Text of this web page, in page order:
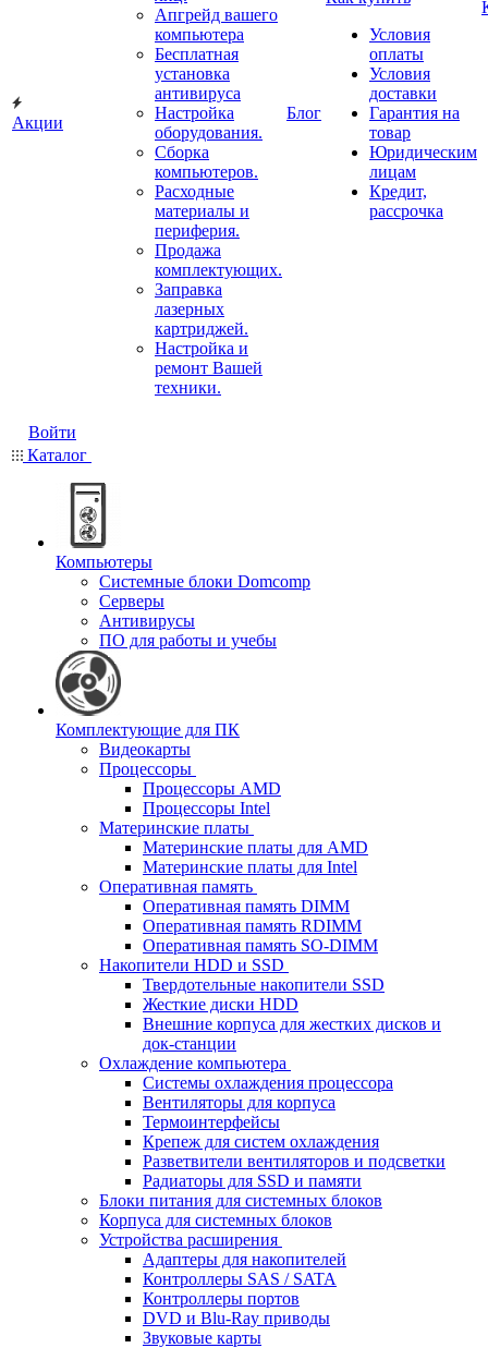
Акции
Апгрейд вашего
компьютера
Бесплатная
установка
антивируса
Настройка
оборудования.
Сборка
компьютеров.
Расходные
материалы и
периферия.
Продажа
комплектующих.
Заправка
лазерных
картриджей.
Настройка и
ремонт Вашей
техники.
Блог
Условия
оплаты
Условия
доставки
Гарантия на
товар
Юридическим
лицам
Кредит,
рассрочка
Войти
Каталог
Компьютеры
Системные блоки Domcomp
Серверы
Антивирусы
ПО для работы и учебы
Комплектующие для ПК
Видеокарты
Процессоры
Процессоры AMD
Процессоры Intel
Материнские платы
Материнские платы для AMD
Материнские платы для Intel
Оперативная память
Оперативная память DIMM
Оперативная память RDIMM
Оперативная память SO-DIMM
Накопители HDD и SSD
Твердотельные накопители SSD
Жесткие диски HDD
Внешние корпуса для жестких дисков и
док-станции
Охлаждение компьютера
Системы охлаждения процессора
Вентиляторы для корпуса
Термоинтерфейсы
Крепеж для систем охлаждения
Разветвители вентиляторов и подсветки
Радиаторы для SSD и памяти
Блоки питания для системных блоков
Корпуса для системных блоков
Устройства расширения
Адаптеры для накопителей
Контроллеры SAS / SATA
Контроллеры портов
DVD и Blu-Ray приводы
Звуковые карты